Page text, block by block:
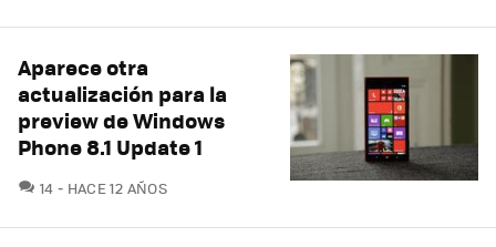
Aparece otra
actualización para la
preview de Windows
Phone 8.1 Update 1
14 COMENTARIOS
HACE 12 AÑOS